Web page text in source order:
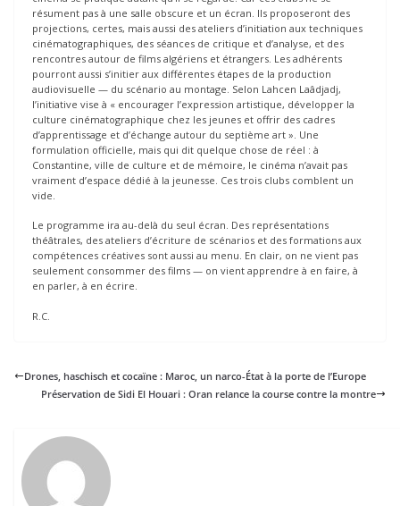
résument pas à une salle obscure et un écran. Ils proposeront des
projections, certes, mais aussi des ateliers d’initiation aux techniques
cinématographiques, des séances de critique et d’analyse, et des
rencontres autour de films algériens et étrangers. Les adhérents
pourront aussi s’initier aux différentes étapes de la production
audiovisuelle — du scénario au montage. Selon Lahcen Laâdjadj,
l’initiative vise à « encourager l’expression artistique, développer la
culture cinématographique chez les jeunes et offrir des cadres
d’apprentissage et d’échange autour du septième art ». Une
formulation officielle, mais qui dit quelque chose de réel : à
Constantine, ville de culture et de mémoire, le cinéma n’avait pas
vraiment d’espace dédié à la jeunesse. Ces trois clubs comblent un
vide.
Le programme ira au-delà du seul écran. Des représentations
théâtrales, des ateliers d’écriture de scénarios et des formations aux
compétences créatives sont aussi au menu. En clair, on ne vient pas
seulement consommer des films — on vient apprendre à en faire, à
en parler, à en écrire.
R.C.
Drones, haschisch et cocaïne : Maroc, un narco-État à la porte de l’Europe
Préservation de Sidi El Houari : Oran relance la course contre la montre